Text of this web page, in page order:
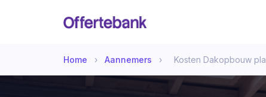
Home › Aannemers › Kosten Dakopbouw